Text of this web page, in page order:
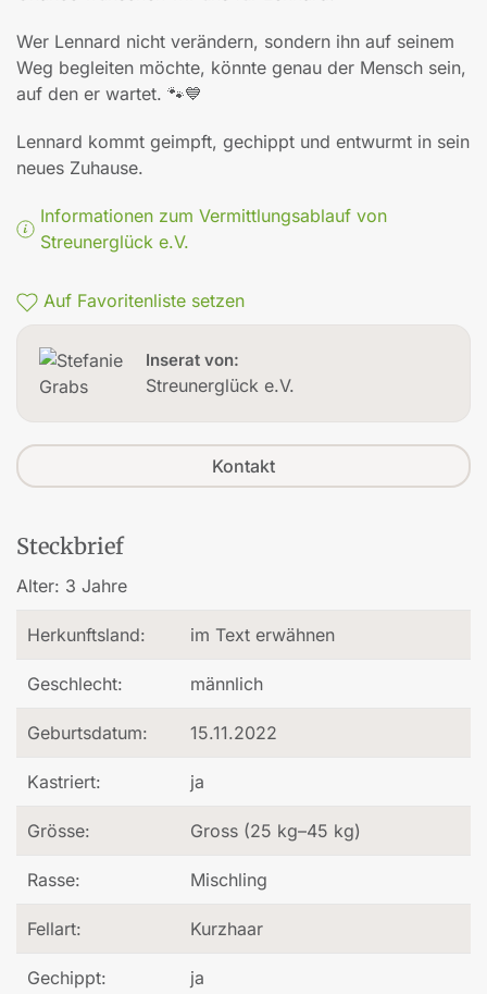
Wer Lennard nicht verändern, sondern ihn auf seinem
Weg begleiten möchte, könnte genau der Mensch sein,
auf den er wartet. 🐾💙
Lennard kommt geimpft, gechippt und entwurmt in sein
neues Zuhause.
Informationen zum Vermittlungsablauf von
Streunerglück e.V.
Auf Favoritenliste setzen
Inserat von:
Streunerglück e.V.
Kontakt
Steckbrief
Alter: 3 Jahre
Herkunftsland: im Text erwähnen
Geschlecht: männlich
Geburtsdatum: 15.11.2022
Kastriert: ja
Grösse: Gross (25 kg–45 kg)
Rasse: Mischling
Fellart: Kurzhaar
Gechippt: ja